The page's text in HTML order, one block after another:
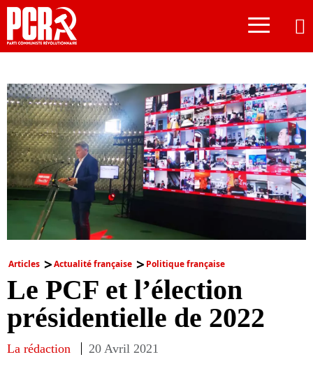
≡
Articles Actualité française Politique française
Le PCF et l’élection
présidentielle de 2022
La rédaction 20 Avril 2021